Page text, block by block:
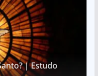
| Estudo